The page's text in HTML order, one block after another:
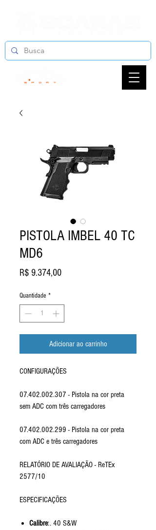
PISTOLA IMBEL 40 TC
MD6
R$ 9.374,00Preço
Quantidade *
Adicionar ao carrinho
CONFIGURAÇÕES
07.402.002.307 - Pistola na cor preta
sem ADC com três carregadores
07.402.002.299 - Pistola na cor preta
com ADC e três carregadores
RELATÓRIO DE AVALIAÇÃO - ReTEx
2577/10
ESPECIFICAÇÕES
Calibre:. 40 S&W